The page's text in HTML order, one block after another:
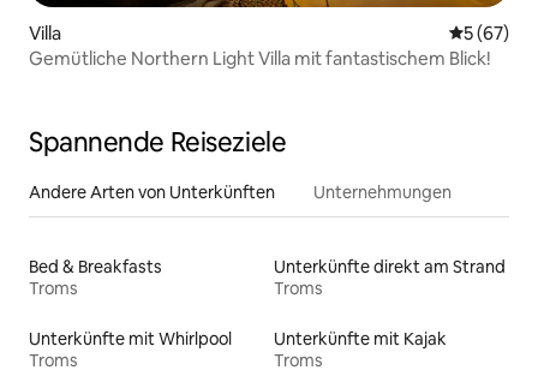
Villa
5 (67)
Gemütliche Northern Light Villa mit fantastischem Blick!
Spannende Reiseziele
Andere Arten von Unterkünften Unternehmungen
Bed & Breakfasts
Troms
Unterkünfte direkt am Strand
Troms
Unterkünfte mit Whirlpool
Troms
Unterkünfte mit Kajak
Troms